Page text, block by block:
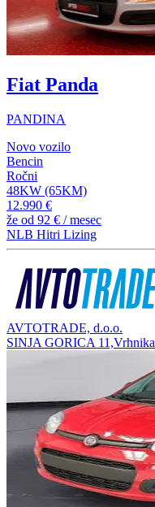
Fiat Panda
PANDINA
Novo vozilo
Bencin
Ročni
48KW (65KM)
12.990 €
že od 92 € / mesec
NLB Hitri Lizing
AVTOTRADE, d.o.o.
SINJA GORICA 11,Vrhnika